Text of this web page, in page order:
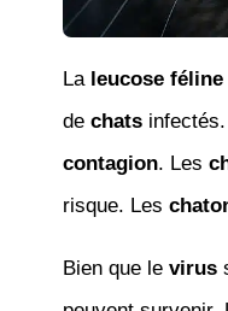
La leucose féline
de chatsinfectés.
contagion. Les
risque. Les
Bien que le virus